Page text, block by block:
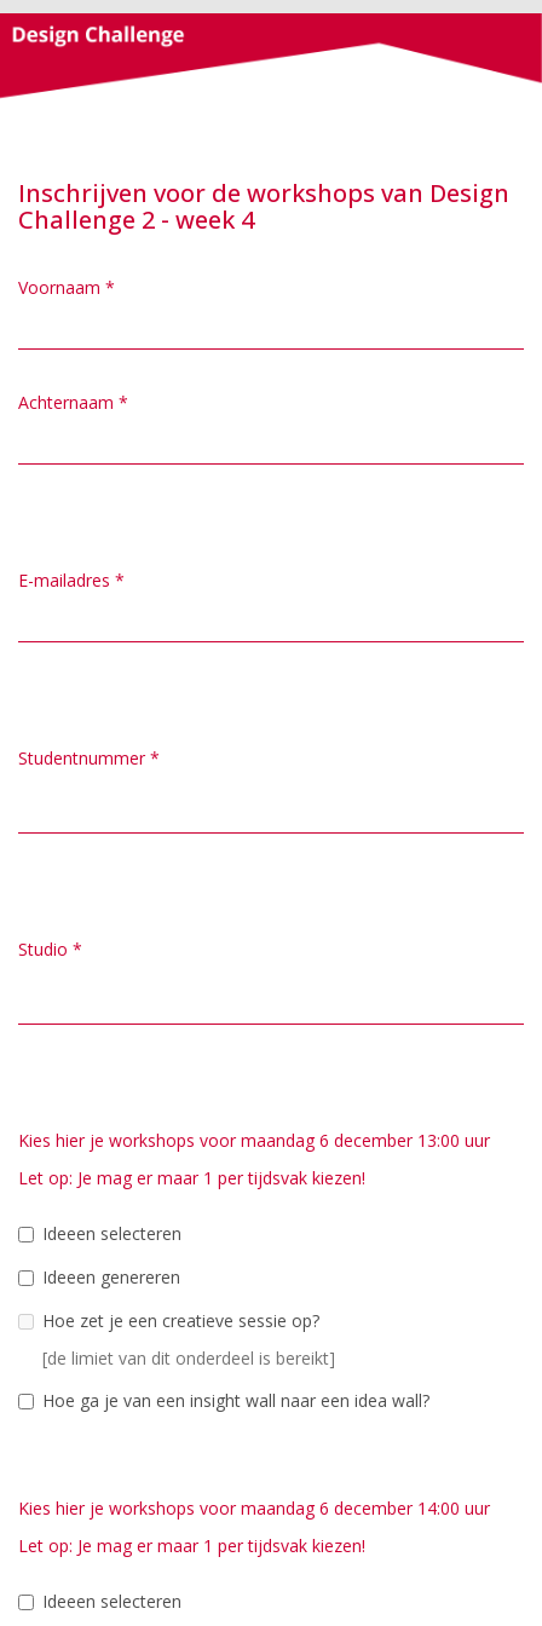
Inschrijven voor de workshops van Design
Challenge 2 - week 4
Voornaam *
Achternaam *
E-mailadres *
Studentnummer*
Studio *
Kies hier je workshops voor maandag 6 december 13:00 uur
Let op: Je mag er maar 1 per tijdsvak kiezen!
Ideeen selecteren
Ideeen genereren
Hoe zet je een creatieve sessie op?
[de limiet van dit onderdeel is bereikt]
Hoe ga je van een insight wall naar een idea wall?
Kies hier je workshops voor maandag 6 december 14:00 uur
Let op: Je mag er maar 1 per tijdsvak kiezen!
Ideeen selecteren